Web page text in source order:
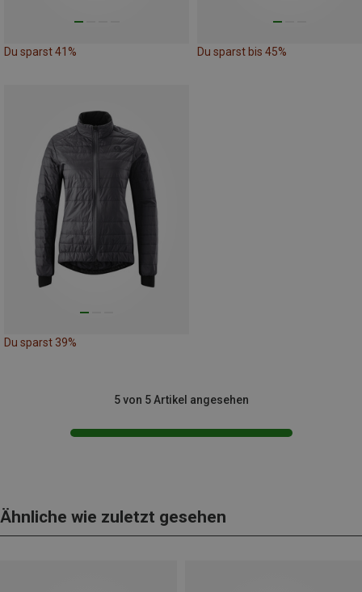
Du sparst 41% Du sparst bis 45%
Du sparst 39%
5 von 5 Artikel angesehen
Ähnliche wie zuletzt gesehen